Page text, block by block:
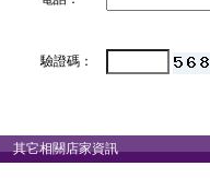
驗證碼：
其它相關店家資訊